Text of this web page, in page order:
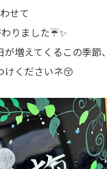
せて
りました☔✨
増えてくるこの季節、
けくださいネ😚